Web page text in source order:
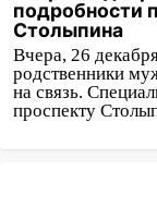
подробности
Столыпина
Вчера, 26
родственники
на связь.
проспекту